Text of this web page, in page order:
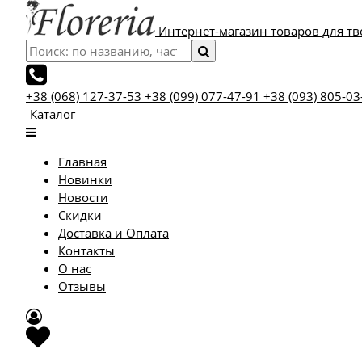
Интернет-магазин товаров для
+38 (068) 127-37-53 +38 (099) 077-47-91 +38 (093) 805-
Каталог
Главная
Новинки
Новости
Скидки
Доставка и Оплата
Контакты
О нас
Отзывы